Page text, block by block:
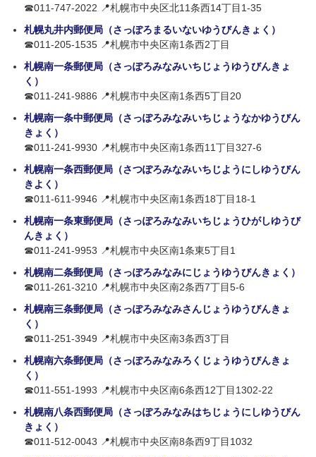
☎011-747-2022 📍札幌市中央区北11条西14丁目1-35
札幌丸井内郵便局（さっぽろまるいないゆうびんきょく）
☎011-205-1535 📍札幌市中央区南1条西2丁目
札幌南一条郵便局（さっぽろみなみいちじょうゆうびんきょ
く）
☎011-241-9886 📍札幌市中央区南1条西5丁目20
札幌南一条中郵便局（さっぽろみなみいちじょうなかゆうびん
きょく）
☎011-241-9930 📍札幌市中央区南1条西11丁目327-6
札幌南一条西郵便局（さつぽろみなみいちじようにしゆうびん
きよく）
☎011-611-9946 📍札幌市中央区南1条西18丁目18-1
札幌南一条東郵便局（さっぽろみなみいちじょうひがしゆうび
んきょく）
☎011-241-9953 📍札幌市中央区南1条東5丁目1
札幌南二条郵便局（さっぽろみなみにじょうゆうびんきょく）
☎011-261-3210 📍札幌市中央区南2条西7丁目5-6
札幌南三条郵便局（さっぽろみなみさんじょうゆうびんきょ
く）
☎011-251-3949 📍札幌市中央区南3条西3丁目
札幌南六条郵便局（さっぽろみなみろくじょうゆうびんきょ
く）
☎011-551-1993 📍札幌市中央区南6条西12丁目1302-22
札幌南八条西郵便局（さっぽろみなみはちじょうにしゆうびん
きょく）
☎011-512-0043 📍札幌市中央区南8条西9丁目1032